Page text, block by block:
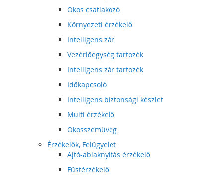
Okos csatlakozó
Környezeti érzékelő
Intelligens zár
Vezérlőegység tartozék
Intelligens zár tartozék
Időkapcsoló
Intelligens biztonsági készlet
Multi érzékelő
Okosszemüveg
Érzékelők, Felügyelet
Ajtó-ablaknyitás érzékelő
Füstérzékelő